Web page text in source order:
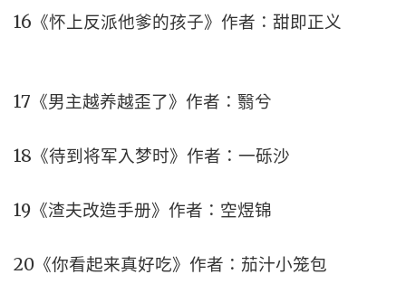
16《怀上反派他爹的孩子》作者：甜即正义
17《男主越养越歪了》作者：翳兮
18《待到将军入梦时》作者：一砾沙
19《渣夫改造手册》作者：空煜锦
20《你看起来真好吃》作者：茄汁小笼包